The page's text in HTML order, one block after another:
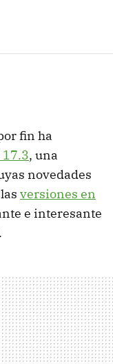
fin ha
17.3, una
novedades
versiones en
e interesante
.